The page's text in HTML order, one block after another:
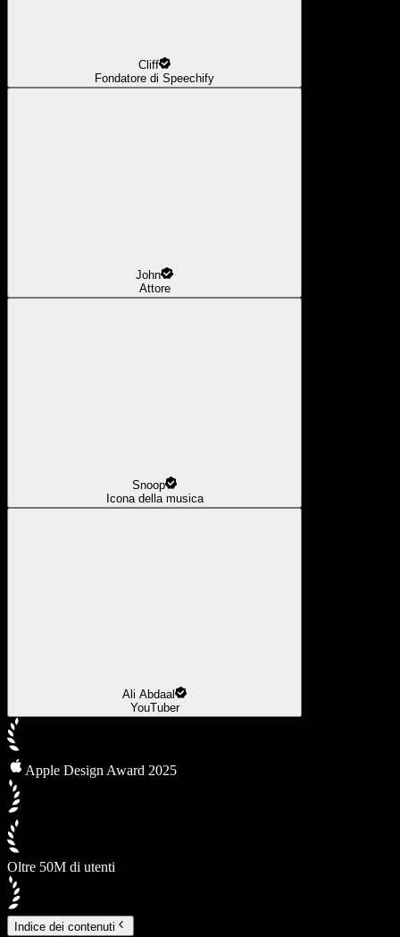
Cliff
Fondatore di Speechify
John
Attore
Snoop
Icona della musica
Ali Abdaal
YouTuber
Apple Design Award 2025
Oltre 50M di utenti
Indice dei contenuti